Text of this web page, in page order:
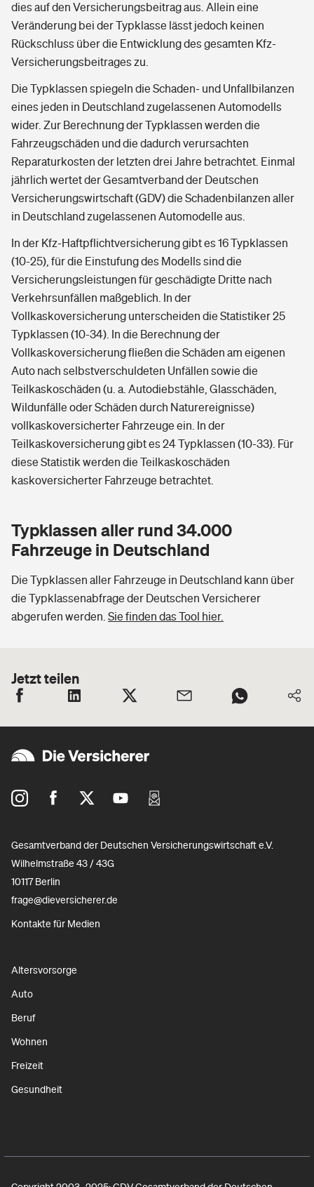
dies auf den Versicherungsbeitrag aus. Allein eine
Veränderung bei der Typklasse lässt jedoch keinen
Rückschluss über die Entwicklung des gesamten Kfz-
Versicherungsbeitrages zu.
Die Typklassen spiegeln die Schaden- und Unfallbilanzen
eines jeden in Deutschland zugelassenen Automodells
wider. Zur Berechnung der Typklassen werden die
Fahrzeugschäden und die dadurch verursachten
Reparaturkosten der letzten drei Jahre betrachtet. Einmal
jährlich wertet der Gesamtverband der Deutschen
Versicherungswirtschaft (GDV) die Schadenbilanzen aller
in Deutschland zugelassenen Automodelle aus.
In der Kfz-Haftpflichtversicherung gibt es 16 Typklassen
(10-25), für die Einstufung des Modells sind die
Versicherungsleistungen für geschädigte Dritte nach
Verkehrsunfällen maßgeblich. In der
Vollkaskoversicherung unterscheiden die Statistiker 25
Typklassen (10-34). In die Berechnung der
Vollkaskoversicherung fließen die Schäden am eigenen
Auto nach selbstverschuldeten Unfällen sowie die
Teilkaskoschäden (u. a. Autodiebstähle, Glasschäden,
Wildunfälle oder Schäden durch Naturereignisse)
vollkaskoversicherter Fahrzeuge ein. In der
Teilkaskoversicherung gibt es 24 Typklassen (10-33). Für
diese Statistik werden die Teilkaskoschäden
kaskoversicherter Fahrzeuge betrachtet.
Typklassen aller rund 34.000
Fahrzeuge in Deutschland
Die Typklassen aller Fahrzeuge in Deutschland kann über
die Typklassenabfrage der Deutschen Versicherer
abgerufen werden. Sie finden das Tool hier.
Jetzt teilen
Gesamtverband der Deutschen Versicherungswirtschaft e.V.
Wilhelmstraße 43 / 43G
10117 Berlin
frage@dieversicherer.de
Kontakte für Medien
Altersvorsorge
Auto
Beruf
Wohnen
Freizeit
Gesundheit